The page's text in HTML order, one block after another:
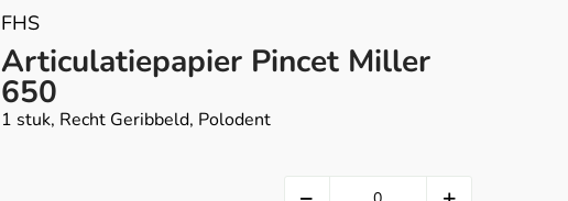
FHS
Articulatiepapier Pincet Miller
650
1 stuk, Recht Geribbeld, Polodent